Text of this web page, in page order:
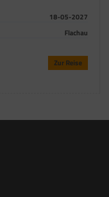
18-05-2027
Flachau
Zur Reise